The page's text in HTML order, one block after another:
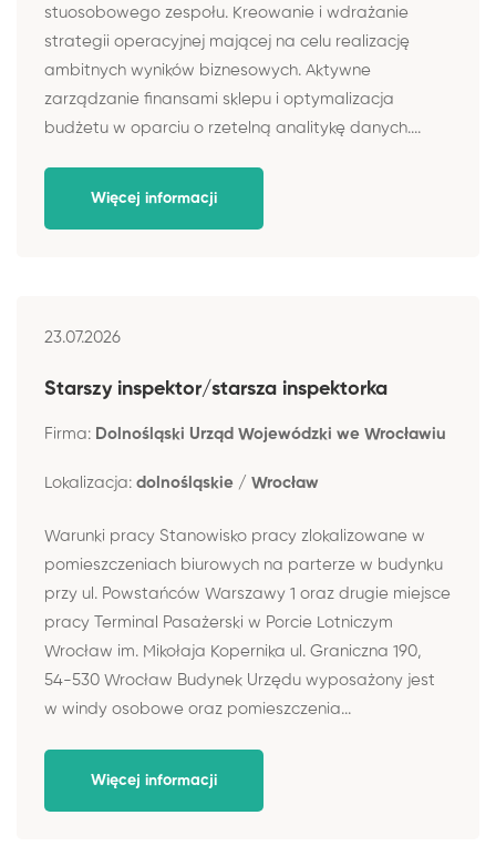
stuosobowego zespołu. Kreowanie i wdrażanie
strategii operacyjnej mającej na celu realizację
ambitnych wyników biznesowych. Aktywne
zarządzanie finansami sklepu i optymalizacja
budżetu w oparciu o rzetelną analitykę danych....
Więcej informacji
23.07.2026
Starszy inspektor/starsza inspektorka
Firma: Dolnośląski Urząd Wojewódzki we Wrocławiu
Lokalizacja: dolnośląskie / Wrocław
Warunki pracy Stanowisko pracy zlokalizowane w
pomieszczeniach biurowych na parterze w budynku
przy ul. Powstańców Warszawy 1 oraz drugie miejsce
pracy Terminal Pasażerski w Porcie Lotniczym
Wrocław im. Mikołaja Kopernika ul. Graniczna 190,
54-530 Wrocław Budynek Urzędu wyposażony jest
w windy osobowe oraz pomieszczenia...
Więcej informacji